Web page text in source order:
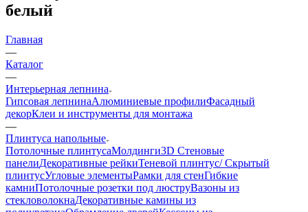
белый
Главная
—
Каталог
—
Интерьерная лепнина
Гипсовая лепнинаАлюминиевые профилиФасадный
декорКлеи и инструменты для монтажа
—
Плинтуса напольные
Потолочные плинтусаМолдинги3D Стеновые
панелиДекоративные рейкиТеневой плинтус/ Скрытый
плинтусУгловые элементыРамки для стенГибкие
камниПотолочные розетки под люструВазоны из
стекловолокнаДекоративные камины из